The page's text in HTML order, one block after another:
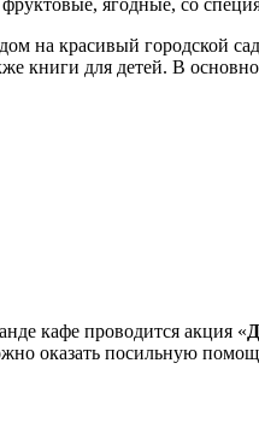
ягодные, со
на красивый городской
книги для детей. В
кафе проводится акция «
оказать посильную